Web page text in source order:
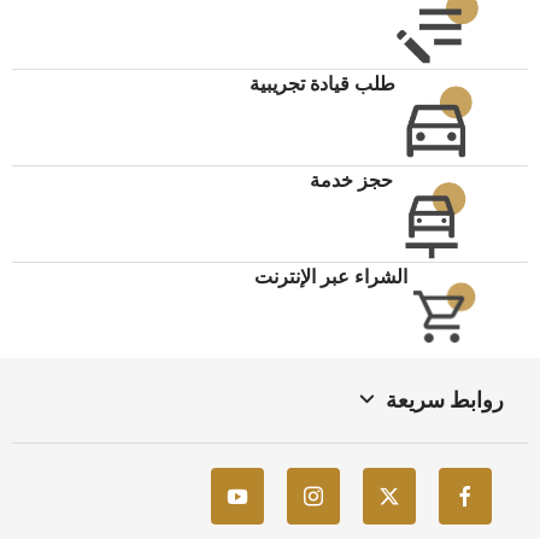
طلب قيادة تجريبية
حجز خدمة
الشراء عبر الإنترنت
روابط سريعة